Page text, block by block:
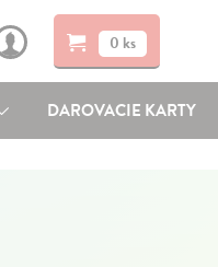
0 ks
DAROVACIE KARTY